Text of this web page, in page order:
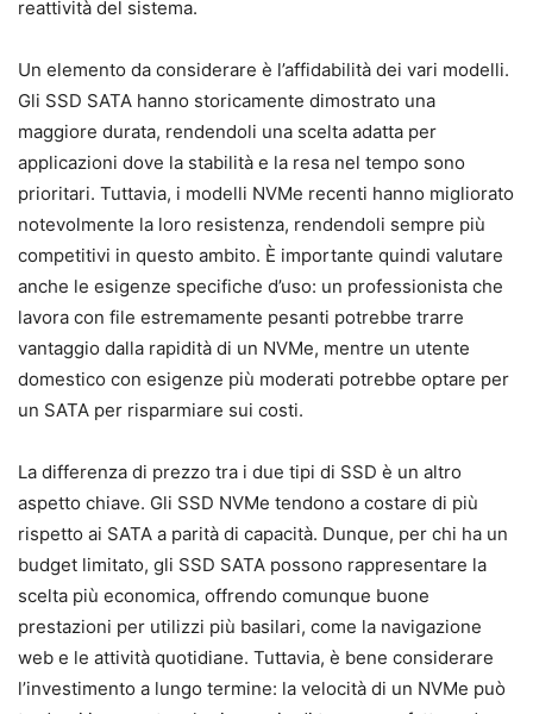
reattività del sistema.
Un elemento da considerare è l’affidabilità dei vari modelli.
Gli SSD SATA hanno storicamente dimostrato una
maggiore durata, rendendoli una scelta adatta per
applicazioni dove la stabilità e la resa nel tempo sono
prioritari. Tuttavia, i modelli NVMe recenti hanno migliorato
notevolmente la loro resistenza, rendendoli sempre più
competitivi in questo ambito. È importante quindi valutare
anche le esigenze specifiche d’uso: un professionista che
lavora con file estremamente pesanti potrebbe trarre
vantaggio dalla rapidità di un NVMe, mentre un utente
domestico con esigenze più moderati potrebbe optare per
un SATA per risparmiare sui costi.
La differenza di prezzo tra i due tipi di SSD è un altro
aspetto chiave. Gli SSD NVMe tendono a costare di più
rispetto ai SATA a parità di capacità. Dunque, per chi ha un
budget limitato, gli SSD SATA possono rappresentare la
scelta più economica, offrendo comunque buone
prestazioni per utilizzi più basilari, come la navigazione
web e le attività quotidiane. Tuttavia, è bene considerare
l’investimento a lungo termine: la velocità di un NVMe può